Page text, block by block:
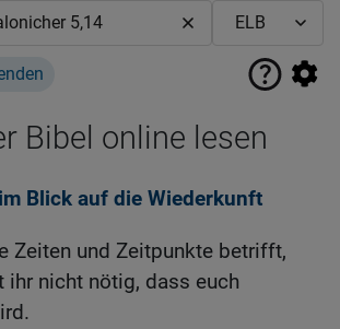
Bibel online lesen
Blick auf die Wiederkunft
Zeiten und Zeitpunkte betrifft,
ihr nicht nötig, dass euch